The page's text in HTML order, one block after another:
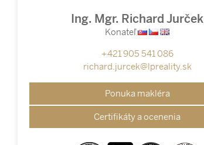
Ing. Mgr. Richard Jurček
Konateľ
+421 905 541 086
richard.jurcek@lpreality.sk
Ponuka makléra
Certifikáty a ocenenia